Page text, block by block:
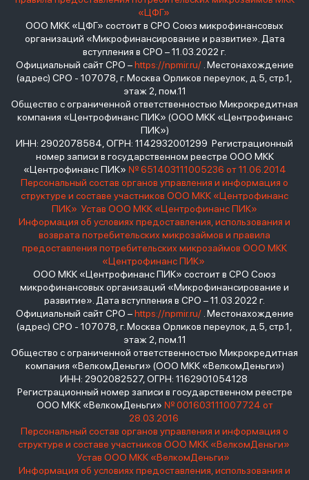
«ЦФГ»
ООО МКК «ЦФГ» состоит в СРО Союз микрофинансовых
организаций «Микрофинансирование и развитие». Дата
вступления в СРО – 11.03.2022 г.
Официальный сайт СРО –https://npmir.ru/. Местонахождение
(адрес) СРО - 107078, г. Москва Орликов переулок, д.5, стр.1,
этаж 2, пом.11
Общество с ограниченной ответственностью Микрокредитная
компания «Центрофинанс ПИК» (ООО МКК «Центрофинанс
ПИК»)
ИНН: 2902078584, ОГРН: 1142932001299 Регистрационный
номер записи в государственном реестре ООО МКК
«Центрофинанс ПИК» № 651403111005236 от 11.06.2014
Персональный состав органов управления и информация о
структуре и составе участников ООО МКК «Центрофинанс
ПИК» Устав ООО МКК «Центрофинанс ПИК»
Информация об условиях предоставления, использования и
возврата потребительских микрозаймов и правила
предоставления потребительских микрозаймов ООО МКК
«Центрофинанс ПИК»
ООО МКК «Центрофинанс ПИК» состоит в СРО Союз
микрофинансовых организаций «Микрофинансирование и
развитие». Дата вступления в СРО – 11.03.2022 г.
Официальный сайт СРО –https://npmir.ru/. Местонахождение
(адрес) СРО - 107078, г. Москва Орликов переулок, д.5, стр.1,
этаж 2, пом.11
Общество с ограниченной ответственностью Микрокредитная
компания «ВелкомДеньги» (ООО МКК «ВелкомДеньги»)
ИНН: 2902082527, ОГРН: 1162901054128
Регистрационный номер записи в государственном реестре
ООО МКК «ВелкомДеньги» № 001603111007724 от
28.03.2016
Персональный состав органов управления и информация о
структуре и составе участников ООО МКК «ВелкомДеньги»
Устав ООО МКК «ВелкомДеньги»
Информация об условиях предоставления, использования и